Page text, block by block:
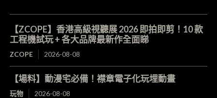
【ZCOPE】香港高級視聽展 2026 即拍即剪！10 款
工程機試玩 + 各大品牌最新作全面睇
ZCOPE 2026-08-08
【場料】動漫宅必備！襟章電子化玩埋動畫
玩物 2026-08-08